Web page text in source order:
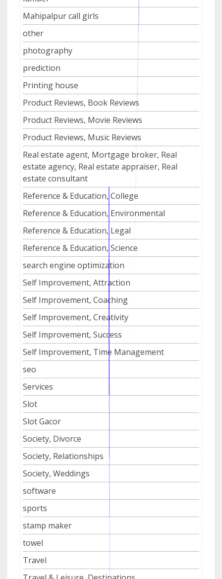
Mahipalpur call girls
other
photography
prediction
Printing house
Product Reviews, Book Reviews
Product Reviews, Movie Reviews
Product Reviews, Music Reviews
Real estate agent, Mortgage broker, Real
estate agency, Real estate appraiser, Real
estate consultant
Reference & Education, College
Reference & Education, Environmental
Reference & Education, Legal
Reference & Education, Science
search engine optimization
Self Improvement, Attraction
Self Improvement, Coaching
Self Improvement, Creativity
Self Improvement, Success
Self Improvement, Time Management
seo
Services
Slot
Slot Gacor
Society, Divorce
Society, Relationships
Society, Weddings
software
sports
stamp maker
towel
Travel